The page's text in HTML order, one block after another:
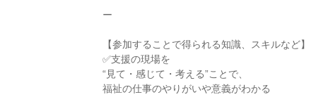
ー
【参加することで得られる知識、スキルなど】
✅支援の現場を
“見て・感じて・考える”ことで、
福祉の仕事のやりがいや意義がわかる